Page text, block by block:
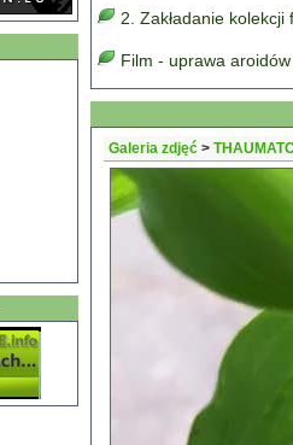
2. Zakładanie
Film - uprawa
Galeria zdjęć >